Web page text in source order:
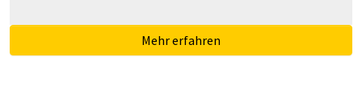
Mehr erfahren